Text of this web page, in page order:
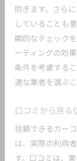
防ぎます。さら
していることも
期的なチェック
ーティングの効
条件を考慮する
適な業者を選ぶこ
口コミから見る
信頼できるカー
は、実際の利用
す。口コミは、